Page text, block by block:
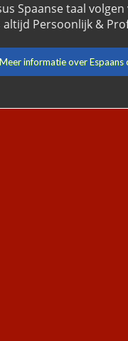
Spaanse taal
altijd Persoonlijk &
Meer informatie over Espaans